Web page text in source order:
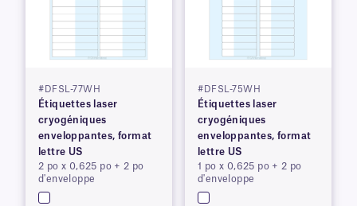
#DFSL-77WH
Étiquettes laser
cryogéniques
enveloppantes, format
lettre US
2 po x 0,625 po + 2 po
d'enveloppe
#DFSL-75WH
Étiquettes laser
cryogéniques
enveloppantes, format
lettre US
1 po x 0,625 po + 2 po
d'enveloppe